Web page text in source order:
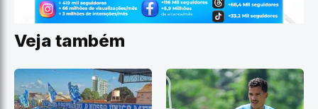
Veja também